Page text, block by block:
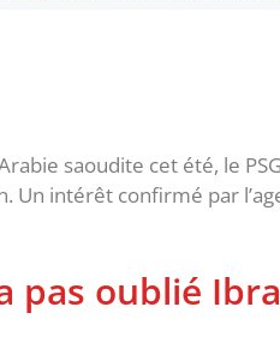
saoudite cet été, le
Un intérêt confirmé par
pas oublié